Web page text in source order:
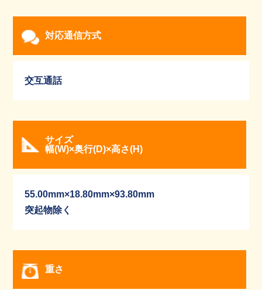
対応通信方式
交互通話
サイズ
幅(W)×奥行(D)×高さ(H)
55.00mm×18.80mm×93.80mm
突起物除く
重さ